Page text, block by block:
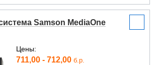
Samson MediaOne
Цены:
711,00 - 712,00 б.р.